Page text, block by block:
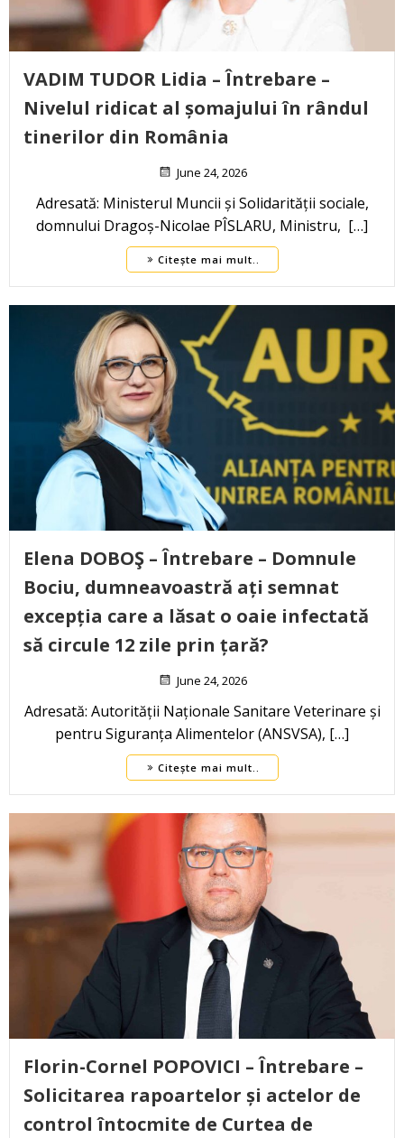
VADIM TUDOR Lidia – Întrebare –
Nivelul ridicat al șomajului în rândul
tinerilor din România
June 24, 2026
Adresată: Ministerul Muncii și Solidarității sociale,
domnului Dragoș-Nicolae PÎSLARU, Ministru, […]
Citește mai mult..
Elena DOBOŞ – Întrebare – Domnule
Bociu, dumneavoastră ați semnat
excepția care a lăsat o oaie infectată
să circule 12 zile prin țară?
June 24, 2026
Adresată: Autorității Naționale Sanitare Veterinare și
pentru Siguranța Alimentelor (ANSVSA), […]
Citește mai mult..
Florin-Cornel POPOVICI – Întrebare –
Solicitarea rapoartelor și actelor de
control întocmite de Curtea de